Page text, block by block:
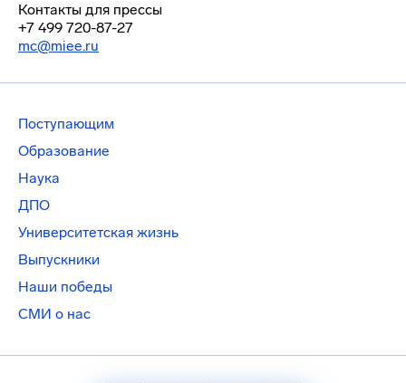
Контакты для прессы
+7 499 720-87-27
mc@miee.ru
Поступающим
Образование
Наука
ДПО
Университетская жизнь
Выпускники
Наши победы
СМИ о нас